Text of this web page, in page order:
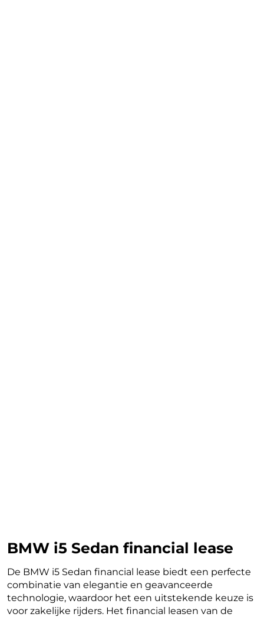
BMW i5 Sedan financial lease
De BMW i5 Sedan financial lease biedt een perfecte
combinatie van elegantie en geavanceerde
technologie, waardoor het een uitstekende keuze is
voor zakelijke rijders. Het financial leasen van de